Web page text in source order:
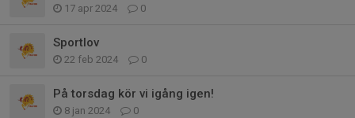
17 apr 2024 0
Sportlov
22 feb 2024 0
På torsdag kör vi igång igen!
8 jan 2024 0